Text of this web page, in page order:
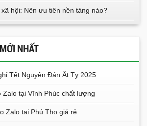
hội: Nên ưu tiên nền tảng nào?
NHẤT
Tết Nguyên Đán Ất Tỵ 2025
tại Vĩnh Phúc chất lượng
Zalo tại Phú Thọ giá rẻ